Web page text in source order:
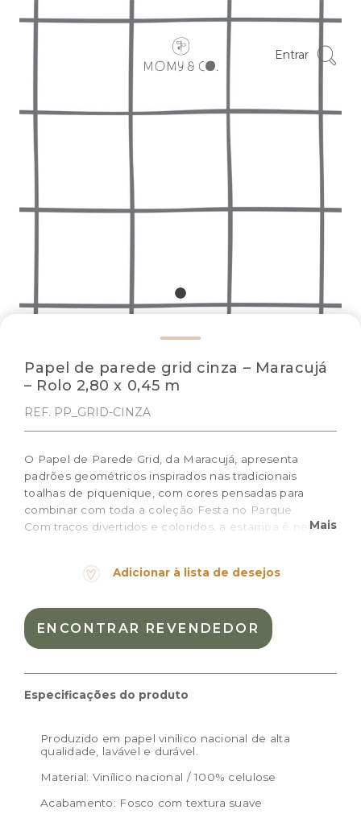
Entrar
Papel de parede grid cinza – Maracujá
– Rolo 2,80 x 0,45 m
REF. PP_GRID-CINZA
O Papel de Parede Grid, da Maracujá, apresenta
padrões geométricos inspirados nas tradicionais
toalhas de piquenique, com cores pensadas para
combinar com toda a coleção Festa no Parque.
Com traços divertidos e coloridos, a estampa é neutra
Materiais:
Peso:
Dimensões do produto: 0,45 m × 2,80 m
Mais
Adicionar à lista de desejos
ENCONTRAR REVENDEDOR
Especificações do produto
Produzido em papel vinílico nacional de alta
qualidade, lavável e durável.
Material: Vinílico nacional / 100% celulose
Acabamento: Fosco com textura suave